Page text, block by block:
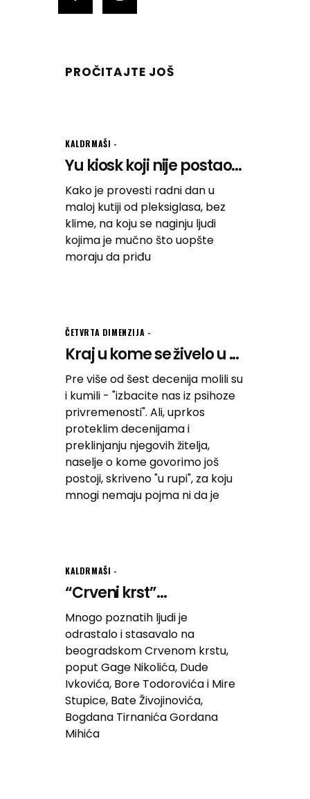
PROČITAJTE JOŠ
KALDRMAŠI
Yu kiosk koji nije postao...
Kako je provesti radni dan u
maloj kutiji od pleksiglasa, bez
klime, na koju se naginju ljudi
kojima je mučno što uopšte
moraju da priđu
ČETVRTA DIMENZIJA
Kraj u kome se živelo u ...
Pre više od šest decenija molili su
i kumili - "izbacite nas iz psihoze
privremenosti". Ali, uprkos
proteklim decenijama i
preklinjanju njegovih žitelja,
naselje o kome govorimo još
postoji, skriveno "u rupi", za koju
mnogi nemaju pojma ni da je
KALDRMAŠI
“Crveni krst”...
Mnogo poznatih ljudi je
odrastalo i stasavalo na
beogradskom Crvenom krstu,
poput Gage Nikolića, Dude
Ivkovića, Bore Todorovića i Mire
Stupice, Bate Živojinovića,
Bogdana Tirnanića Gordana
Mihića